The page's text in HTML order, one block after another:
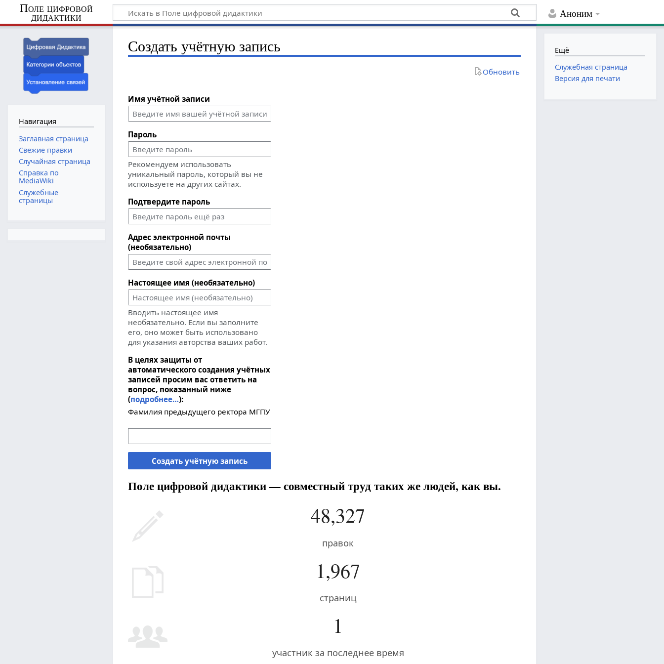
Аноним
Поле цифровой
дидактики
Создать учётную запись
Обновить
Имя учётной записи
Пароль
Рекомендуем использовать
уникальный пароль, который вы не
используете на других сайтах.
Подтвердите пароль
Адрес электронной почты
(необязательно)
Настоящее имя (необязательно)
Вводить настоящее имя
необязательно. Если вы заполните
его, оно может быть использовано
для указания авторства ваших работ.
В целях защиты от
автоматического создания учётных
записей просим вас ответить на
вопрос, показанный ниже
(подробнее…):
Фамилия предыдущего ректора МГПУ
Создать учётную запись
Поле цифровой дидактики — совместный труд таких же людей, как вы.
48,327
правок
1,967
страниц
1
участник за последнее время
Навигация
Заглавная страница
Свежие правки
Случайная страница
Справка по
MediaWiki
Служебные
страницы
Ещё
Служебная страница
Версия для печати